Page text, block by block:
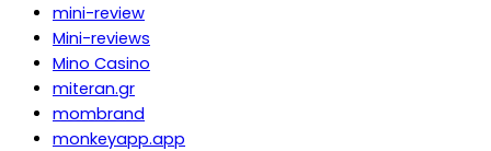
mini-review
Mini-reviews
Mino Casino
miteran.gr
mombrand
monkeyapp.app